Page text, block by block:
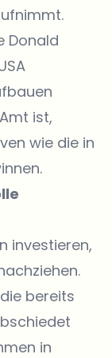
Donald
ist,
wie die in
investieren,
bereits
in